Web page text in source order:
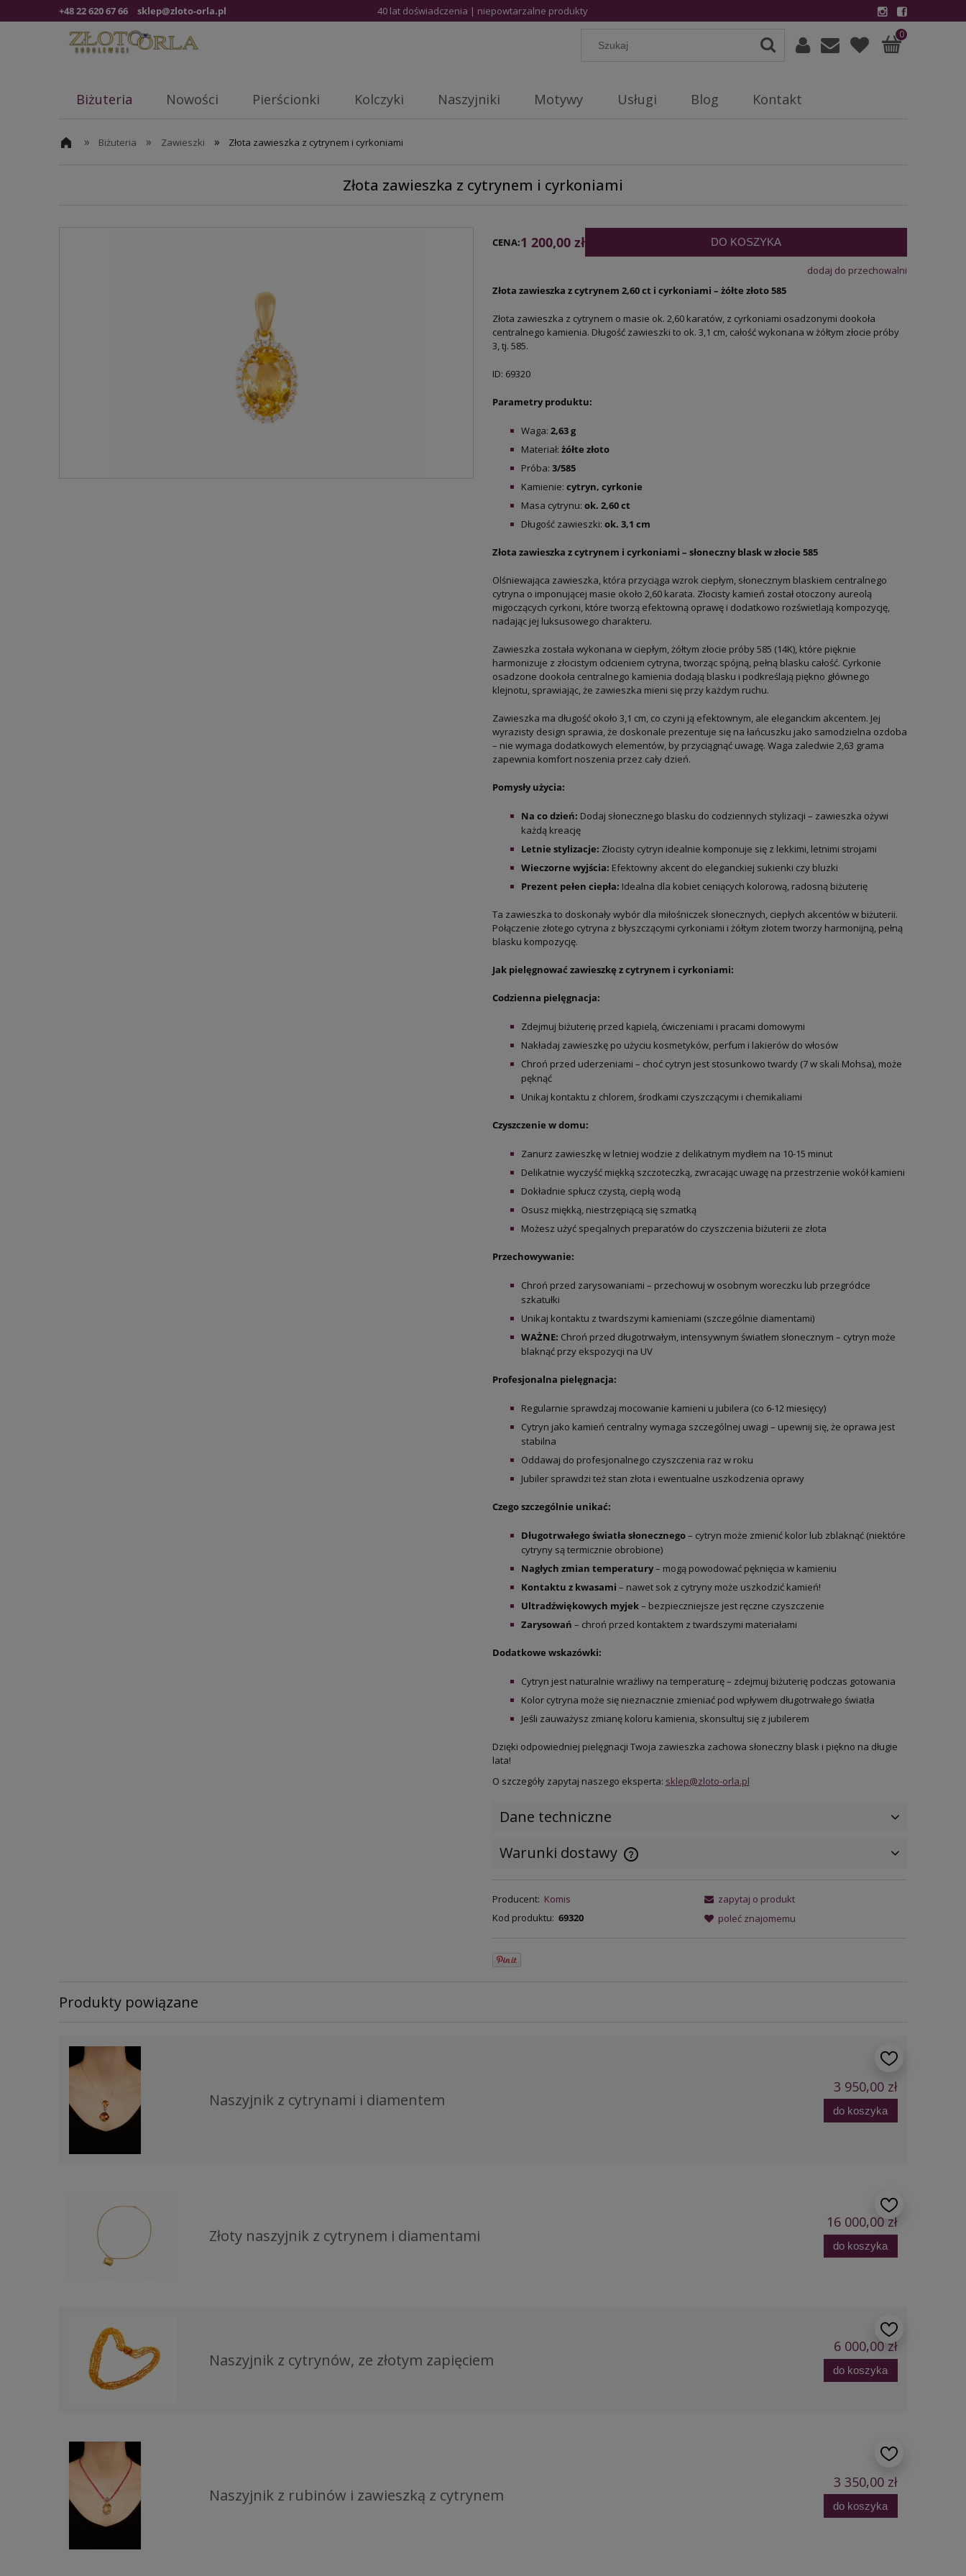
+48 22 620 67 66 sklep@zloto-orla.pl 40 lat doświadczenia | niepowtarzalne produkty
0
Biżuteria Nowości Pierścionki Kolczyki Naszyjniki Motywy Usługi Blog Kontakt
» Biżuteria » Zawieszki » Złota zawieszka z cytrynem i cyrkoniami
Złota zawieszka z cytrynem i cyrkoniami
CENA:1 200,00 zł DO KOSZYKA
dodaj do przechowalni
Złota zawieszka z cytrynem 2,60 ct i cyrkoniami – żółte złoto 585
Złota zawieszka z cytrynem o masie ok. 2,60 karatów, z cyrkoniami osadzonymi dookoła
centralnego kamienia. Długość zawieszki to ok. 3,1 cm, całość wykonana w żółtym złocie próby
3, tj. 585.
ID: 69320
Parametry produktu:
Waga: 2,63g
Materiał: żółte złoto
Próba: 3/585
Kamienie: cytryn, cyrkonie
Masa cytrynu: ok. 2,60 ct
Długość zawieszki: ok. 3,1 cm
Złota zawieszka z cytrynem i cyrkoniami – słoneczny blask w złocie 585
Olśniewająca zawieszka, która przyciąga wzrok ciepłym, słonecznym blaskiem centralnego
cytryna o imponującej masie około 2,60 karata. Złocisty kamień został otoczony aureolą
migoczących cyrkoni, które tworzą efektowną oprawę i dodatkowo rozświetlają kompozycję,
nadając jej luksusowego charakteru.
Zawieszka została wykonana w ciepłym, żółtym złocie próby 585 (14K), które pięknie
harmonizuje z złocistym odcieniem cytryna, tworząc spójną, pełną blasku całość. Cyrkonie
osadzone dookoła centralnego kamienia dodają blasku i podkreślają piękno głównego
klejnotu, sprawiając, że zawieszka mieni się przy każdym ruchu.
Zawieszka ma długość około 3,1 cm, co czyni ją efektownym, ale eleganckim akcentem. Jej
wyrazisty design sprawia, że doskonale prezentuje się na łańcuszku jako samodzielna ozdoba
– nie wymaga dodatkowych elementów, by przyciągnąć uwagę. Waga zaledwie 2,63 grama
zapewnia komfort noszenia przez cały dzień.
Pomysły użycia:
Na co dzień: Dodaj słonecznego blasku do codziennych stylizacji – zawieszka ożywi
każdą kreację
Letnie stylizacje: Złocisty cytryn idealnie komponuje się z lekkimi, letnimi strojami
Wieczorne wyjścia: Efektowny akcent do eleganckiej sukienki czy bluzki
Prezent pełen ciepła: Idealna dla kobiet ceniących kolorową, radosną biżuterię
Ta zawieszka to doskonały wybór dla miłośniczek słonecznych, ciepłych akcentów w biżuterii.
Połączenie złotego cytryna z błyszczącymi cyrkoniami i żółtym złotem tworzy harmonijną, pełną
blasku kompozycję.
Jak pielęgnować zawieszkę z cytrynem i cyrkoniami:
Codzienna pielęgnacja:
Zdejmuj biżuterię przed kąpielą, ćwiczeniami i pracami domowymi
Nakładaj zawieszkę po użyciu kosmetyków, perfum i lakierów do włosów
Chroń przed uderzeniami – choć cytryn jest stosunkowo twardy (7 w skali Mohsa), może
pęknąć
Unikaj kontaktu z chlorem, środkami czyszczącymi i chemikaliami
Czyszczenie w domu:
Zanurz zawieszkę w letniej wodzie z delikatnym mydłem na 10-15 minut
Delikatnie wyczyść miękką szczoteczką, zwracając uwagę na przestrzenie wokół kamieni
Dokładnie spłucz czystą, ciepłą wodą
Osusz miękką, niestrzępiącą się szmatką
Możesz użyć specjalnych preparatów do czyszczenia biżuterii ze złota
Przechowywanie:
Chroń przed zarysowaniami – przechowuj w osobnym woreczku lub przegródce
szkatułki
Unikaj kontaktu z twardszymi kamieniami (szczególnie diamentami)
WAŻNE: Chroń przed długotrwałym, intensywnym światłem słonecznym – cytryn może
blaknąć przy ekspozycji na UV
Profesjonalna pielęgnacja:
Regularnie sprawdzaj mocowanie kamieni u jubilera (co 6-12 miesięcy)
Cytryn jako kamień centralny wymaga szczególnej uwagi – upewnij się, że oprawa jest
stabilna
Oddawaj do profesjonalnego czyszczenia raz w roku
Jubiler sprawdzi też stan złota i ewentualne uszkodzenia oprawy
Czego szczególnie unikać:
Długotrwałego światła słonecznego– cytryn może zmienić kolor lub zblaknąć (niektóre
cytryny są termicznie obrobione)
Nagłych zmian temperatury– mogą powodować pęknięcia w kamieniu
Kontaktu z kwasami – nawet sok z cytryny może uszkodzić kamień!
Ultradźwiękowych myjek– bezpieczniejsze jest ręczne czyszczenie
Zarysowań – chroń przed kontaktem z twardszymi materiałami
Dodatkowe wskazówki:
Cytryn jest naturalnie wrażliwy na temperaturę – zdejmuj biżuterię podczas gotowania
Kolor cytryna może się nieznacznie zmieniać pod wpływem długotrwałego światła
Jeśli zauważysz zmianę koloru kamienia, skonsultuj się z jubilerem
Dzięki odpowiedniej pielęgnacji Twoja zawieszka zachowa słoneczny blask i piękno na długie
lata!
O szczegóły zapytaj naszego eksperta: sklep@zloto-orla.pl
Dane techniczne
Warunki dostawy
kosztów płatności
Producent: Komis
Kod produktu: 69320
zapytaj o produkt
poleć znajomemu
Produkty powiązane
Naszyjnik z cytrynami i diamentem
3 950,00 zł
do koszyka
Złoty naszyjnik z cytrynem i diamentami
16 000,00 zł
do koszyka
Naszyjnik z cytrynów, ze złotym zapięciem
6 000,00 zł
do koszyka
Naszyjnik z rubinów i zawieszką z cytrynem
3 350,00 zł
do koszyka